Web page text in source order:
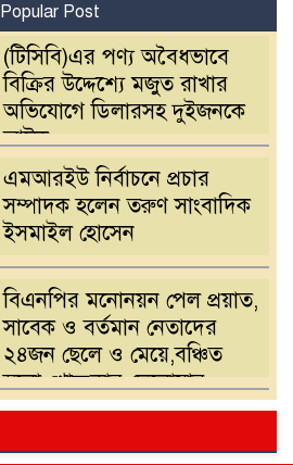
Popular Post
(টিসিবি)এর পণ্য অবৈধভাবে
বিক্রির উদ্দেশ্যে মজুত রাখার
অভিযোগে ডিলারসহ দুইজনকে
আটক
এমআরইউ নির্বাচনে প্রচার
সম্পাদক হলেন তরুণ সাংবাদিক
ইসমাইল হোসেন
বিএনপির মনোনয়ন পেল প্রয়াত,
সাবেক ও বর্তমান নেতাদের
২৪জন ছেলে ও মেয়ে,বঞ্চিত
হলো খোন্দকার দেলোয়ার
দাবিতে খোন্দকার আকবরের